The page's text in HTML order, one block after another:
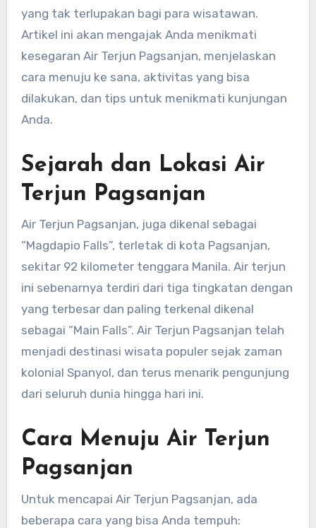
yang tak terlupakan bagi para wisatawan.
Artikel ini akan mengajak Anda menikmati
kesegaran Air Terjun Pagsanjan, menjelaskan
cara menuju ke sana, aktivitas yang bisa
dilakukan, dan tips untuk menikmati kunjungan
Anda.
Sejarah dan Lokasi Air
Terjun Pagsanjan
Air Terjun Pagsanjan, juga dikenal sebagai
“Magdapio Falls”, terletak di kota Pagsanjan,
sekitar 92 kilometer tenggara Manila. Air terjun
ini sebenarnya terdiri dari tiga tingkatan dengan
yang terbesar dan paling terkenal dikenal
sebagai “Main Falls”. Air Terjun Pagsanjan telah
menjadi destinasi wisata populer sejak zaman
kolonial Spanyol, dan terus menarik pengunjung
dari seluruh dunia hingga hari ini.
Cara Menuju Air Terjun
Pagsanjan
Untuk mencapai Air Terjun Pagsanjan, ada
beberapa cara yang bisa Anda tempuh: